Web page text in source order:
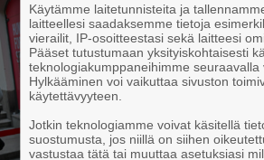
Käytämme laitetunnisteita ja
laitteellesi saadaksemme tietoja
vierailit, IP-osoitteestasi sekä laitteesi
Pääset tutustumaan yksityiskohtaisesti
teknologiakumppaneihimme seuraavalla
Hylkääminen voi vaikuttaa sivuston
käytettävyyteen.
Jotkin teknologiamme voivat käsitellä
suostumusta, jos niillä on siihen
vastustaa tätä tai muuttaa asetuksiasi